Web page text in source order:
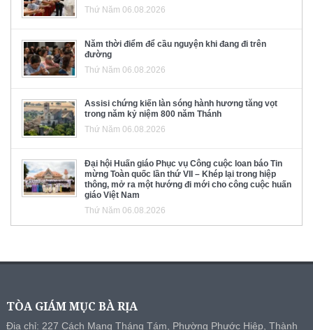
Thứ Năm 06.08.2026
Năm thời điểm để cầu nguyện khi đang đi trên
đường
Thứ Năm 06.08.2026
Assisi chứng kiến làn sóng hành hương tăng vọt
trong năm kỷ niệm 800 năm Thánh
Thứ Năm 06.08.2026
Đại hội Huấn giáo Phục vụ Công cuộc loan báo Tin
mừng Toàn quốc lần thứ VII – Khép lại trong hiệp
thông, mở ra một hướng đi mới cho công cuộc huấn
giáo Việt Nam
Thứ Năm 06.08.2026
TÒA GIÁM MỤC BÀ RỊA
Địa chỉ: 227 Cách Mạng Tháng Tám, Phường Phước Hiệp, Thành